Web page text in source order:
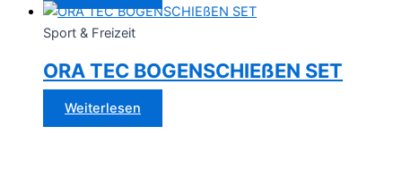
Sport & Freizeit
ORA TEC BOGENSCHIEßEN SET
Weiterlesen